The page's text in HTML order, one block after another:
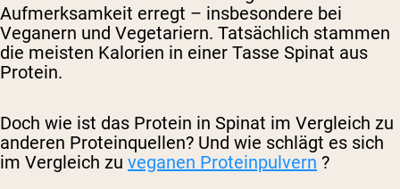
Aufmerksamkeit erregt – insbesondere bei
Veganern und Vegetariern. Tatsächlich stammen
die meisten Kalorien in einer Tasse Spinat aus
Protein.
Doch wie ist das Protein in Spinat im Vergleich zu
anderen Proteinquellen? Und wie schlägt es sich
im Vergleich zu veganen Proteinpulvern ?